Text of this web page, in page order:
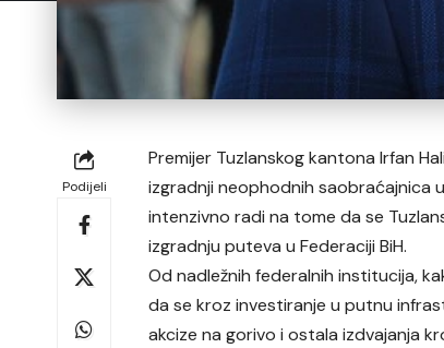
Podijeli
Premijer Tuzlanskog kantona Irfan
izgradnji neophodnih saobraćajnica
intenzivno radi na tome da se
izgradnju puteva u Federaciji BiH.
Od nadležnih federalnih institucija,
da se kroz investiranje u putnu
akcize na gorivo i ostala izdvajanja